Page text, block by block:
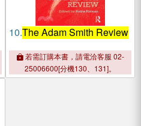
10.The Adam Smith Review
若需訂購本書，請電洽客服 02-
25006600[分機130、131]。